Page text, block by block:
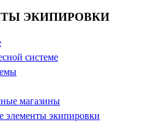
ЭКИПИРОВКИ
системе
магазины
элементы экипировки